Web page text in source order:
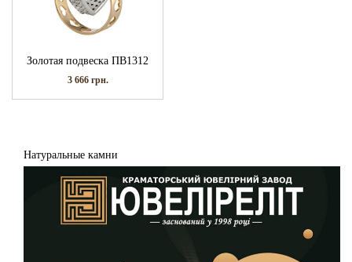
Золотая подвеска ПВ1312
3 666 грн.
Натуральные камни